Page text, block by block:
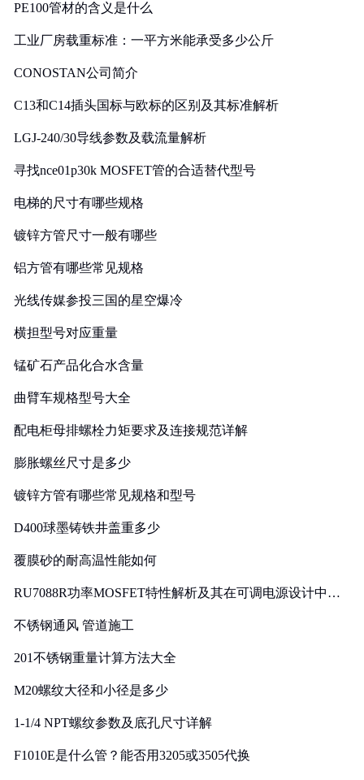
PE100管材的含义是什么
工业厂房载重标准：一平方米能承受多少公斤
CONOSTAN公司简介
C13和C14插头国标与欧标的区别及其标准解析
LGJ-240/30导线参数及载流量解析
寻找nce01p30k MOSFET管的合适替代型号
电梯的尺寸有哪些规格
镀锌方管尺寸一般有哪些
铝方管有哪些常见规格
光线传媒参投三国的星空爆冷
横担型号对应重量
锰矿石产品化合水含量
曲臂车规格型号大全
配电柜母排螺栓力矩要求及连接规范详解
膨胀螺丝尺寸是多少
镀锌方管有哪些常见规格和型号
D400球墨铸铁井盖重多少
覆膜砂的耐高温性能如何
RU7088R功率MOSFET特性解析及其在可调电源设计中的
不锈钢通风 管道施工
201不锈钢重量计算方法大全
M20螺纹大径和小径是多少
1-1/4 NPT螺纹参数及底孔尺寸详解
F1010E是什么管？能否用3205或3505代换